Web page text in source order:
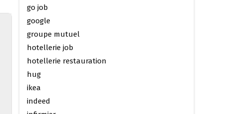
go job
google
groupe mutuel
hotellerie job
hotellerie restauration
hug
ikea
indeed